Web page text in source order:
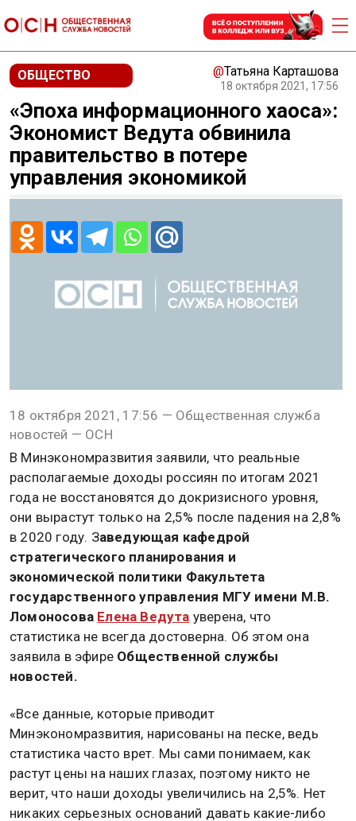
ОБЩЕСТВО @Татьяна Карташова
18 октября 2021, 17:56
«Эпоха информационного хаоса»:
Экономист Ведута обвинила
правительство в потере
управления экономикой
18 октября 2021, 17:56 — Общественная служба
новостей — ОСН
В Минэкономразвития заявили, что реальные
располагаемые доходы россиян по итогам 2021
года не восстановятся до докризисного уровня,
они вырастут только на 2,5% после падения на 2,8%
в 2020 году. Заведующая кафедрой
стратегического планирования и
экономической политики Факультета
государственного управления МГУ имени М.В.
Ломоносова Елена Ведута уверена, что
статистика не всегда достоверна. Об этом она
заявила в эфире Общественной службы
новостей.
«Все данные, которые приводит
Минэкономразвития, нарисованы на песке, ведь
статистика часто врет. Мы сами понимаем, как
растут цены на наших глазах, поэтому никто не
верит, что наши доходы увеличились на 2,5%. Нет
никаких серьезных оснований давать какие-либо